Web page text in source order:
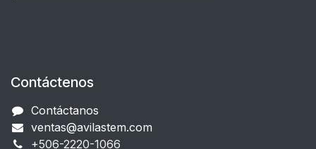
Contáctenos
Contáctanos
ventas@avilastem.com
+506-2220-1066​